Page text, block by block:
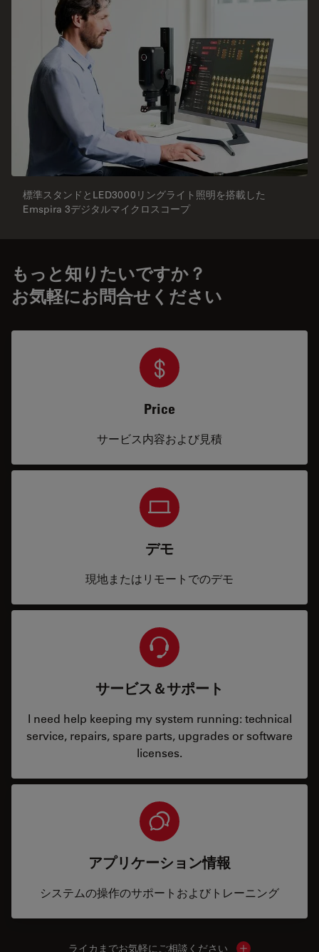
標準スタンドとLED3000リングライト照明を搭載した
Emspira 3デジタルマイクロスコープ
もっと知りたいですか？
お気軽にお問合せください
Price
サービス内容および見積
デモ
現地またはリモートでのデモ
サービス＆サポート
I need help keeping my system running: technical
service, repairs, spare parts, upgrades or software
licenses.
アプリケーション情報
システムの操作のサポートおよびトレーニング
ライカまでお気軽にご相談ください